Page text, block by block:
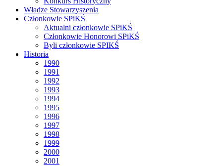
Władze Stowarzyszenia
Członkowie SPiKŚ
Aktualni członkowie SPiKŚ
Członkowie Honorowi SPiKŚ
Byli członkowie SPIKŚ
Historia
1990
1991
1992
1993
1994
1995
1996
1997
1998
1999
2000
2001